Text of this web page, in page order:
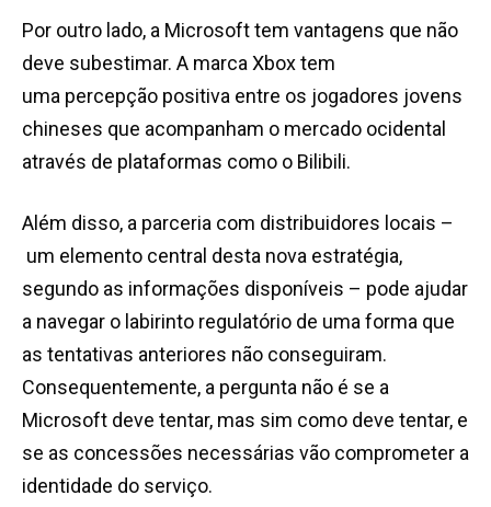
Por outro lado, a Microsoft tem vantagens que não
deve subestimar. A marca Xbox tem
uma percepção positiva entre os jogadores jovens
chineses que acompanham o mercado ocidental
através de plataformas como o Bilibili.
Além disso, a parceria com distribuidores locais –
um elemento central desta nova estratégia,
segundo as informações disponíveis – pode ajudar
a navegar o labirinto regulatório de uma forma que
as tentativas anteriores não conseguiram.
Consequentemente, a pergunta não é se a
Microsoft deve tentar, mas sim como deve tentar, e
se as concessões necessárias vão comprometer a
identidade do serviço.